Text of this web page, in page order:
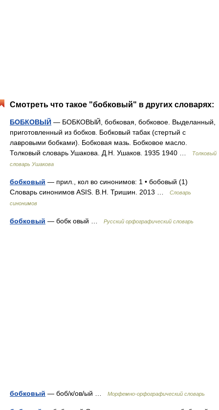
Смотреть что такое "бобковый" в других словарях:
БОБКОВЫЙ — БОБКОВЫЙ, бобковая, бобковое. Выделанный,
приготовленный из бобков. Бобковый табак (стертый с
лавровыми бобками). Бобковая мазь. Бобковое масло.
Толковый словарь Ушакова. Д.Н. Ушаков. 1935 1940 …
Толковый
словарь Ушакова
бобковый — прил., кол во синонимов: 1 • бобовый (1)
Словарь синонимов ASIS. В.Н. Тришин. 2013 …
Словарь
синонимов
бобковый — бобк овый … Русский орфографический словарь
бобковый — боб/к/ов/ый … Морфемно-орфографический словарь